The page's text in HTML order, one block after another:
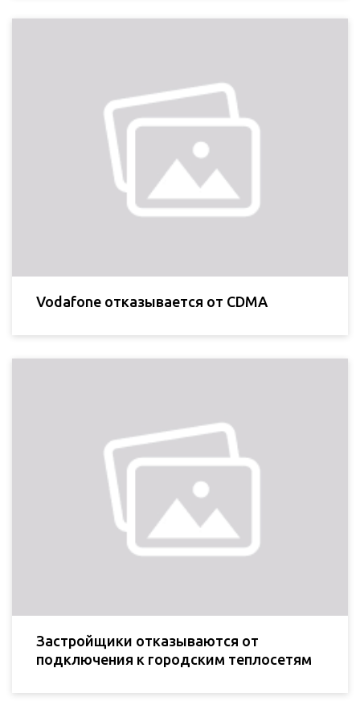
Vodafone отказывается от CDMA
Застройщики отказываются от
подключения к городским теплосетям